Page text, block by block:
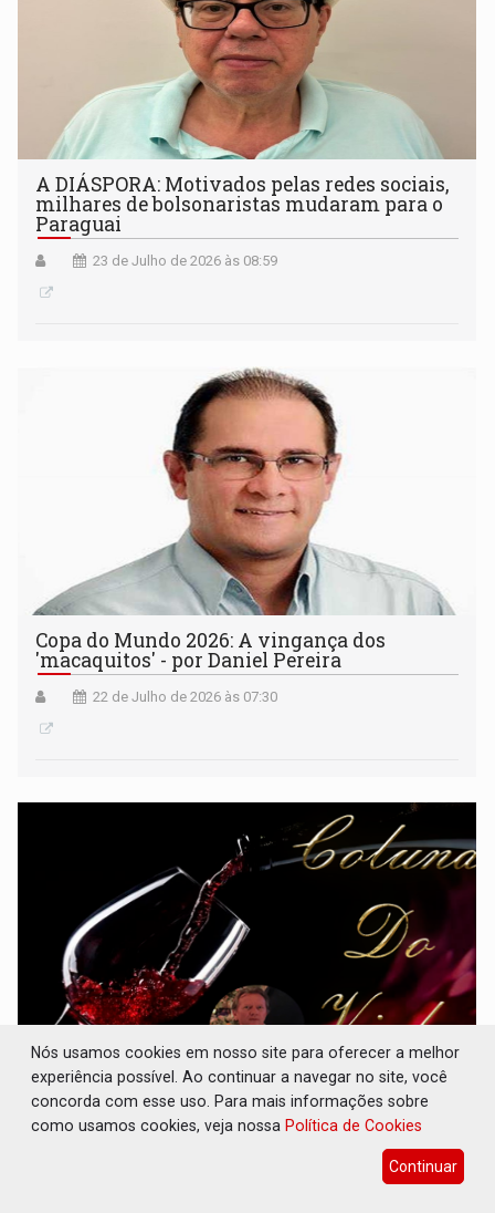
A DIÁSPORA: Motivados pelas redes sociais,
milhares de bolsonaristas mudaram para o
Paraguai
23 de Julho de 2026 às 08:59
Copa do Mundo 2026: A vingança dos
'macaquitos' - por Daniel Pereira
22 de Julho de 2026 às 07:30
Sementes de uva do Texas serão enviadas ao
espaço - por Reinaldo Selhorst
20 de Julho de 2026 às 16:15
Nós usamos cookies em nosso site para oferecer a melhor
experiência possível. Ao continuar a navegar no site, você
concorda com esse uso. Para mais informações sobre
como usamos cookies, veja nossa Política de Cookies
Continuar